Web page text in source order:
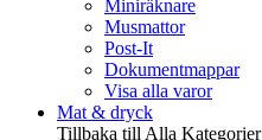
Miniräknare
Musmattor
Post-It
Dokumentmappar
Visa alla varor
Mat & dryck
Tillbaka till Alla Kategorier